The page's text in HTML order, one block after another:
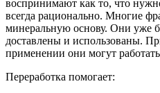
воспринимают как то, что
всегда рационально. Многие
минеральную основу. Они уже
доставлены и использованы.
применении они могут
Переработка помогает: